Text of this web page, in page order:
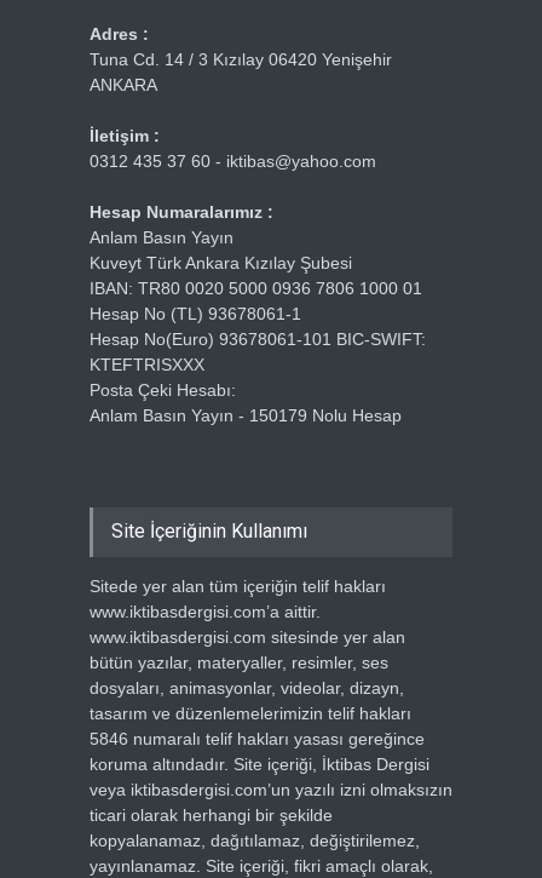
Adres :
Tuna Cd. 14 / 3 Kızılay 06420 Yenişehir
ANKARA
İletişim :
0312 435 37 60 - iktibas@yahoo.com
Hesap Numaralarımız :
Anlam Basın Yayın
Kuveyt Türk Ankara Kızılay Şubesi
IBAN: TR80 0020 5000 0936 7806 1000 01
Hesap No (TL) 93678061-1
Hesap No(Euro) 93678061-101 BIC-SWIFT:
KTEFTRISXXX
Posta Çeki Hesabı:
Anlam Basın Yayın - 150179 Nolu Hesap
Site İçeriğinin Kullanımı
Sitede yer alan tüm içeriğin telif hakları
www.iktibasdergisi.com’a aittir.
www.iktibasdergisi.com sitesinde yer alan
bütün yazılar, materyaller, resimler, ses
dosyaları, animasyonlar, videolar, dizayn,
tasarım ve düzenlemelerimizin telif hakları
5846 numaralı telif hakları yasası gereğince
koruma altındadır. Site içeriği, İktibas Dergisi
veya iktibasdergisi.com’un yazılı izni olmaksızın
ticari olarak herhangi bir şekilde
kopyalanamaz, dağıtılamaz, değiştirilemez,
yayınlanamaz. Site içeriği, fikri amaçlı olarak,